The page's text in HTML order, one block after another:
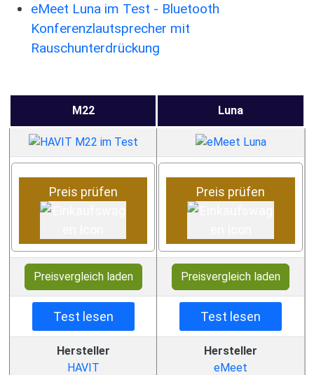
eMeet Luna im Test - Bluetooth
Konferenzlautsprecher mit
Rauschunterdrückung
M22 Luna
Preis prüfen Preis prüfen
Preisvergleich laden Preisvergleich laden
Test lesen Test lesen
Hersteller
HAVIT
Hersteller
eMeet